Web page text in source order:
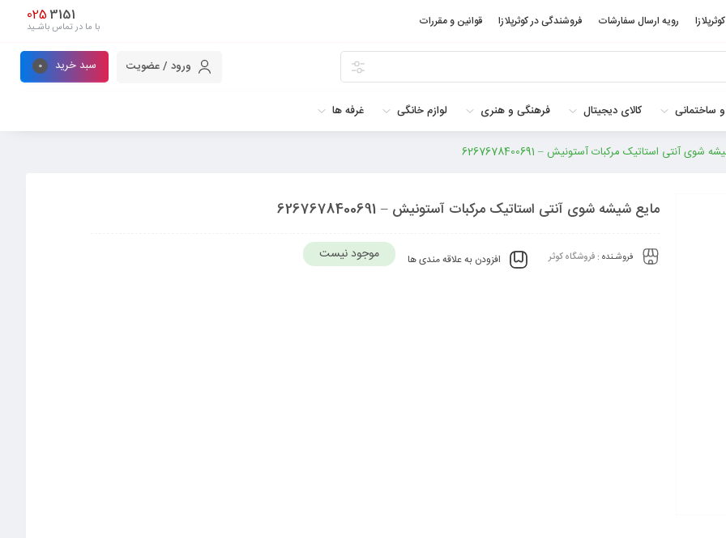
رویه ارسال سفارشات فروشندگی در کوثرپلازا قوانین و مقررات 3151
025
با ما در تماس باشـید
ورود / عضویت سبد خرید 0
ساختمانی کالای دیجیتال فرهنگی و هنری لوازم خانگی غرفه ها
شوی آنتی استاتیک مرکبات آستونیش – 6267678400691
مایع شیشه شوی آنتی استاتیک مرکبات آستونیش – 6267678400691
فروشـنده : فروشگاه کوثر افزودن به علاقه مندی ها موجود نیست